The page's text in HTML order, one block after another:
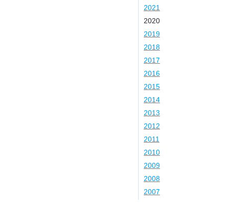
2021
2020
2019
2018
2017
2016
2015
2014
2013
2012
2011
2010
2009
2008
2007